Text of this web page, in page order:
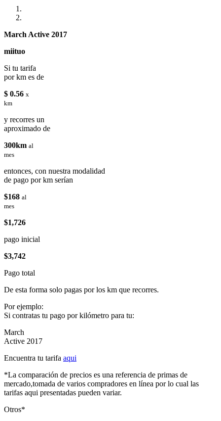
March Active 2017
miituo
Si tu tarifa
por km es de
$ 0.56 x
km
y recorres un
aproximado de
300km al
mes
entonces, con nuestra modalidad
de pago por km serían
$168 al
mes
$1,726
pago inicial
$3,742
Pago total
De esta forma solo pagas por los km que recorres.
Por ejemplo:
Si contratas tu pago por kilómetro para tu:
March
Active 2017
Encuentra tu tarifa aqui
*La comparación de precios es una referencia de primas de
mercado,tomada de varios compradores en línea por lo cual las
tarifas aqui presentadas pueden variar.
Otros*